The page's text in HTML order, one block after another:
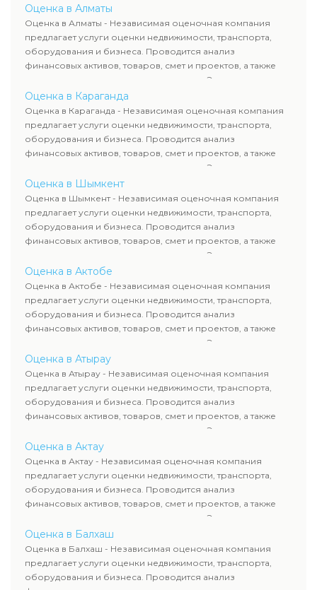
определяют рыночную стоимость имущества и
рассчитывают ущерб. Все отчеты соответствуют
требованиям законодательства и используются для
сделок, кредитования и судебных процессов.
Оценка в Алматы
Оценка в Алматы - Независимая оценочная компания
предлагает услуги оценки недвижимости, транспорта,
оборудования и бизнеса. Проводится анализ
финансовых активов, товаров, смет и проектов, а также
оценка животных и недропользования. Эксперты
определяют рыночную стоимость имущества и
рассчитывают ущерб. Все отчеты соответствуют
требованиям законодательства и используются для
сделок, кредитования и судебных процессов.
Оценка в Караганда
Оценка в Караганда - Независимая оценочная компания
предлагает услуги оценки недвижимости, транспорта,
оборудования и бизнеса. Проводится анализ
финансовых активов, товаров, смет и проектов, а также
оценка животных и недропользования. Эксперты
определяют рыночную стоимость имущества и
рассчитывают ущерб. Все отчеты соответствуют
требованиям законодательства и используются для
сделок, кредитования и судебных процессов.
Оценка в Шымкент
Оценка в Шымкент - Независимая оценочная компания
предлагает услуги оценки недвижимости, транспорта,
оборудования и бизнеса. Проводится анализ
финансовых активов, товаров, смет и проектов, а также
оценка животных и недропользования. Эксперты
определяют рыночную стоимость имущества и
рассчитывают ущерб. Все отчеты соответствуют
требованиям законодательства и используются для
сделок, кредитования и судебных процессов.
Оценка в Актобе
Оценка в Актобе - Независимая оценочная компания
предлагает услуги оценки недвижимости, транспорта,
оборудования и бизнеса. Проводится анализ
финансовых активов, товаров, смет и проектов, а также
оценка животных и недропользования. Эксперты
определяют рыночную стоимость имущества и
рассчитывают ущерб. Все отчеты соответствуют
требованиям законодательства и используются для
сделок, кредитования и судебных процессов.
Оценка в Атырау
Оценка в Атырау - Независимая оценочная компания
предлагает услуги оценки недвижимости, транспорта,
оборудования и бизнеса. Проводится анализ
финансовых активов, товаров, смет и проектов, а также
оценка животных и недропользования. Эксперты
определяют рыночную стоимость имущества и
рассчитывают ущерб. Все отчеты соответствуют
требованиям законодательства и используются для
сделок, кредитования и судебных процессов.
Оценка в Актау
Оценка в Актау - Независимая оценочная компания
предлагает услуги оценки недвижимости, транспорта,
оборудования и бизнеса. Проводится анализ
финансовых активов, товаров, смет и проектов, а также
оценка животных и недропользования. Эксперты
определяют рыночную стоимость имущества и
рассчитывают ущерб. Все отчеты соответствуют
требованиям законодательства и используются для
сделок, кредитования и судебных процессов.
Оценка в Балхаш
Оценка в Балхаш - Независимая оценочная компания
предлагает услуги оценки недвижимости, транспорта,
оборудования и бизнеса. Проводится анализ